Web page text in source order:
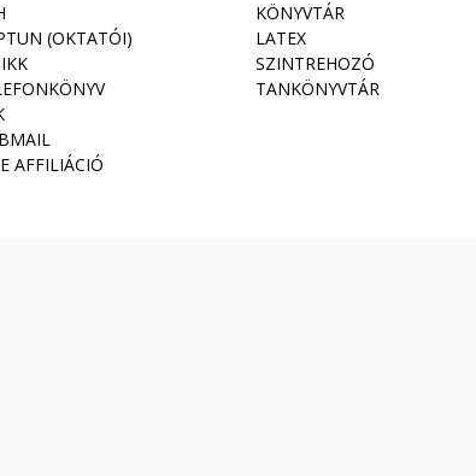
(OKTATÓI)
AFFILIÁCIÓ
KÖNYVTÁR
LATEX
SZINTREHOZÓ
TANKÖNYVTÁR